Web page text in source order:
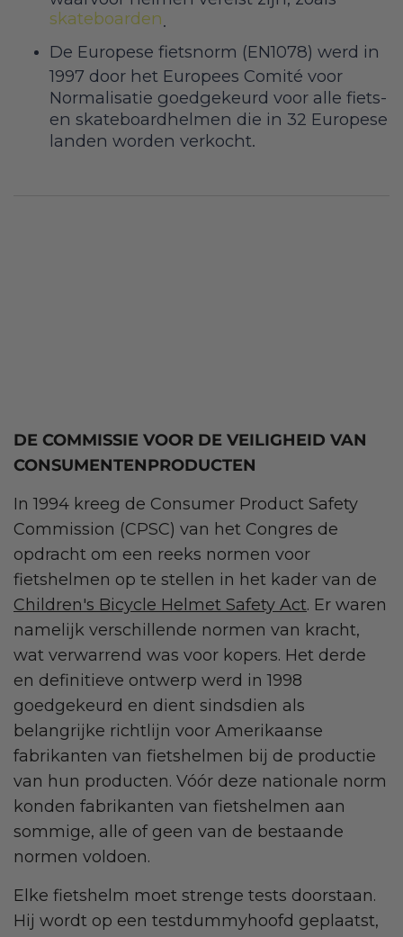
skateboarden
De Europese fietsnorm (EN1078) werd in
1997 door het Europees Comité voor
Normalisatie goedgekeurd voor alle fiets-
en skateboardhelmen die in 32 Europese
landen worden verkocht.
DE COMMISSIE VOOR DE VEILIGHEID VAN
CONSUMENTENPRODUCTEN
In 1994 kreeg de Consumer Product Safety
Commission (CPSC) van het Congres de
opdracht om een reeks normen voor
fietshelmen op te stellen in het kader van de
Children's Bicycle Helmet Safety Act. Er waren
namelijk verschillende normen van kracht,
wat verwarrend was voor kopers. Het derde
en definitieve ontwerp werd in 1998
goedgekeurd en dient sindsdien als
belangrijke richtlijn voor Amerikaanse
fabrikanten van fietshelmen bij de productie
van hun producten. Vóór deze nationale norm
konden fabrikanten van fietshelmen aan
sommige, alle of geen van de bestaande
normen voldoen.
Elke fietshelm moet strenge tests doorstaan.
Hij wordt op een testdummyhoofd geplaatst,